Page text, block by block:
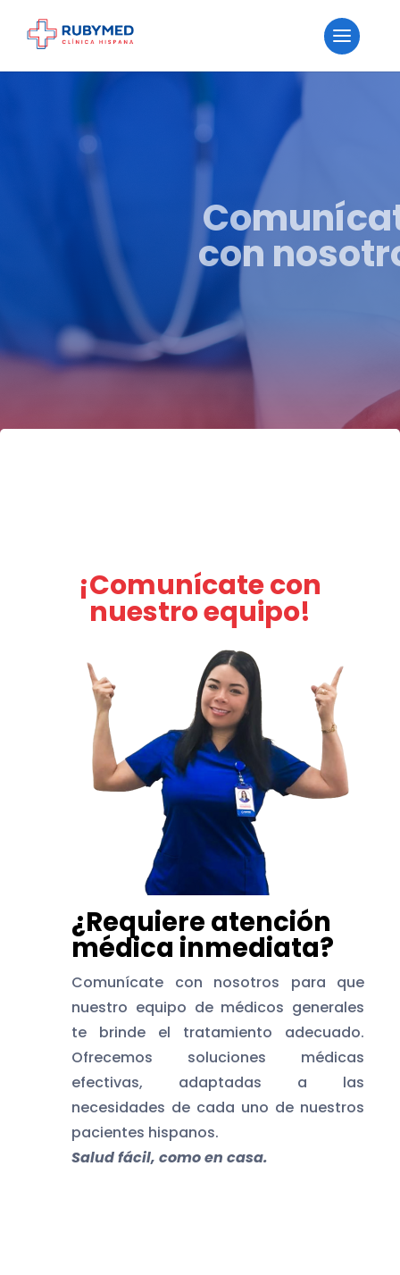
con
¡Comunícate con
nuestro equipo!
¿Requiere atención
médica inmediata?
Comunícate con nosotros para que
nuestro equipo de médicos generales
te brinde el tratamiento adecuado.
Ofrecemos soluciones médicas
efectivas, adaptadas a las
necesidades de cada uno de nuestros
pacientes hispanos.
Salud fácil, como en casa.